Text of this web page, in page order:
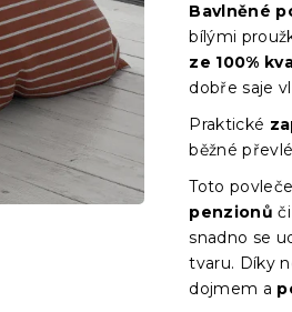
Bavlněné
bílými
ze 100%
dobře saje
Praktické
běžné
Toto
penzionů
snadno se
tvaru. Díky
dojmem a